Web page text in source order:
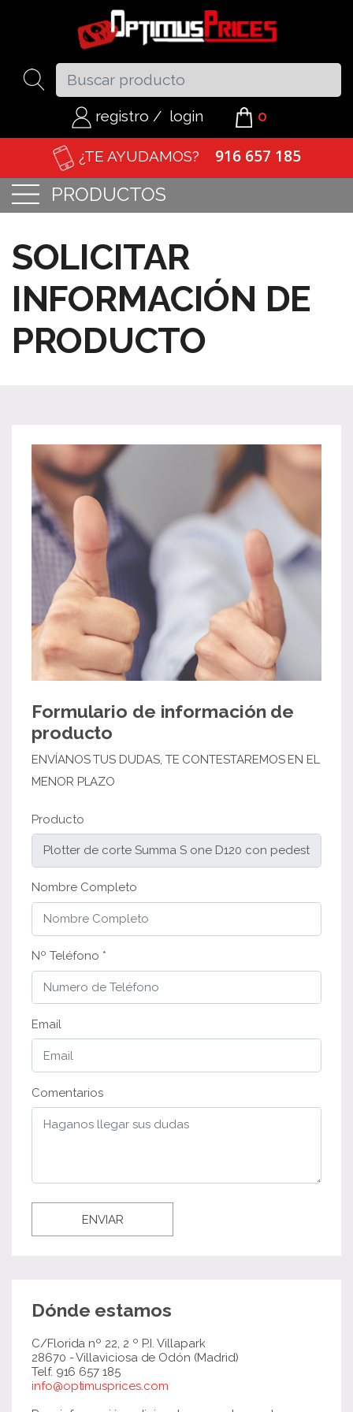
registro / login 0
PRODUCTOS
¿TE AYUDAMOS? 916 657 185
SOLICITAR
INFORMACIÓN DE
PRODUCTO
Formulario de información de
producto
ENVÍANOS TUS DUDAS, TE CONTESTAREMOS EN EL
MENOR PLAZO
Producto
Nombre Completo
Nº Teléfono *
Email
Comentarios
ENVIAR
Dónde estamos
C/Florida nº 22, 2 º P.I. Villapark
28670 - Villaviciosa de Odón (Madrid)
Telf. 916 657 185
info@optimusprices.com